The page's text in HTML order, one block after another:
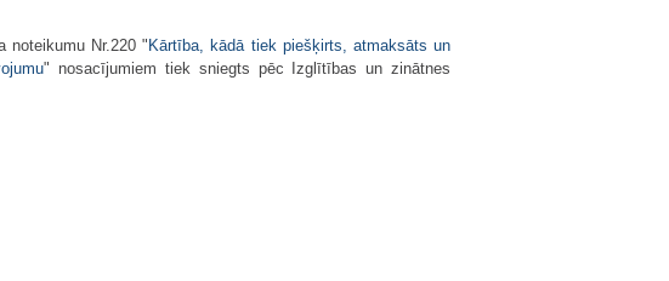
noteikumu Nr.220 " Kārtība, kādā tiek piešķirts, atmaksāts un
" nosacījumiem tiek sniegts pēc Izglītības un zinātnes